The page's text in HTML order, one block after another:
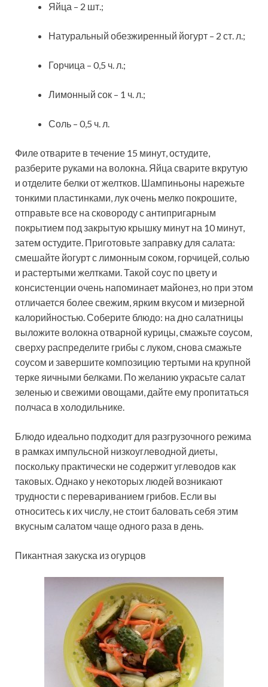
Яйца – 2 шт.;
Натуральный обезжиренный йогурт – 2 ст. л.;
Горчица – 0,5 ч. л.;
Лимонный сок – 1 ч. л.;
Соль – 0,5 ч. л.
Филе отварите в течение 15 минут, остудите,
разберите руками на волокна. Яйца сварите вкрутую
и отделите белки от желтков. Шампиньоны нарежьте
тонкими пластинками, лук очень мелко покрошите,
отправьте все на сковороду с антипригарным
покрытием под закрытую крышку минут на 10 минут,
затем остудите. Приготовьте заправку для салата:
смешайте йогурт с лимонным соком, горчицей, солью
и растертыми желтками. Такой соус по цвету и
консистенции очень напоминает майонез, но при этом
отличается более свежим, ярким вкусом и мизерной
калорийностью. Соберите блюдо: на дно салатницы
выложите волокна отварной курицы, смажьте соусом,
сверху распределите грибы с луком, снова смажьте
соусом и завершите композицию тертыми на крупной
терке яичными белками. По желанию украсьте салат
зеленью и свежими овощами, дайте ему пропитаться
полчаса в холодильнике.
Блюдо идеально подходит для разгрузочного режима
в рамках импульсной низкоуглеводной диеты,
поскольку практически не содержит углеводов как
таковых. Однако у некоторых людей возникают
трудности с перевариванием грибов. Если вы
относитесь к их числу, не стоит баловать себя этим
вкусным салатом чаще одного раза в день.
Пикантная закуска из огурцов